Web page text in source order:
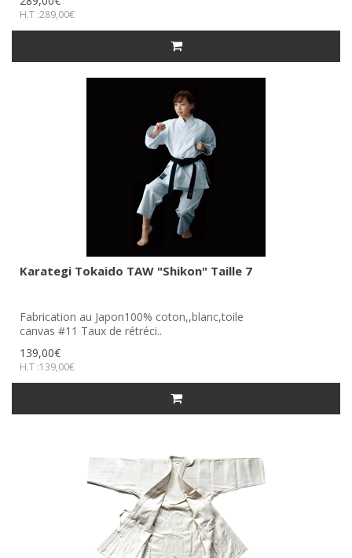
H.T :289,00€
Karategi Tokaido TAW "Shikon" Taille 7
Fabrication au Japon100% coton,,blanc,toile
canvas #11 Taux de rétréci..
139,00€
H.T :139,00€